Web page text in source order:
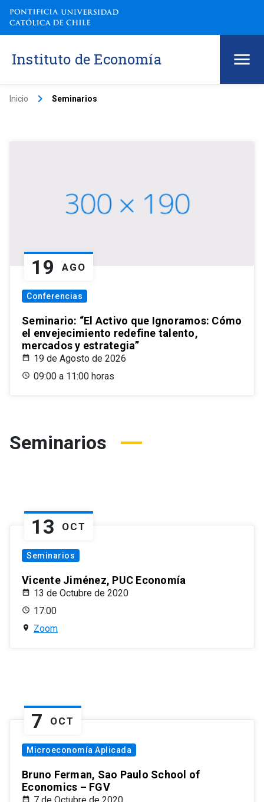
Instituto de Economía
Inicio keyboard_arrow_right Seminarios
19 AGO
Conferencias
Seminario: “El Activo que Ignoramos: Cómo
el envejecimiento redefine talento,
mercados y estrategia”
19 de Agosto de 2026
09:00 a 11:00 horas
Seminarios
13 OCT
Seminarios
Vicente Jiménez, PUC Economía
13 de Octubre de 2020
17:00
Zoom
7 OCT
Microeconomía Aplicada
Bruno Ferman, Sao Paulo School of
Economics – FGV